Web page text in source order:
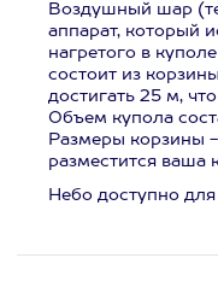
Воздушный шар
аппарат, который
нагретого в
состоит из
достигать 25 м,
Объем купола
Размеры корзины
разместится ваша
Небо доступно для